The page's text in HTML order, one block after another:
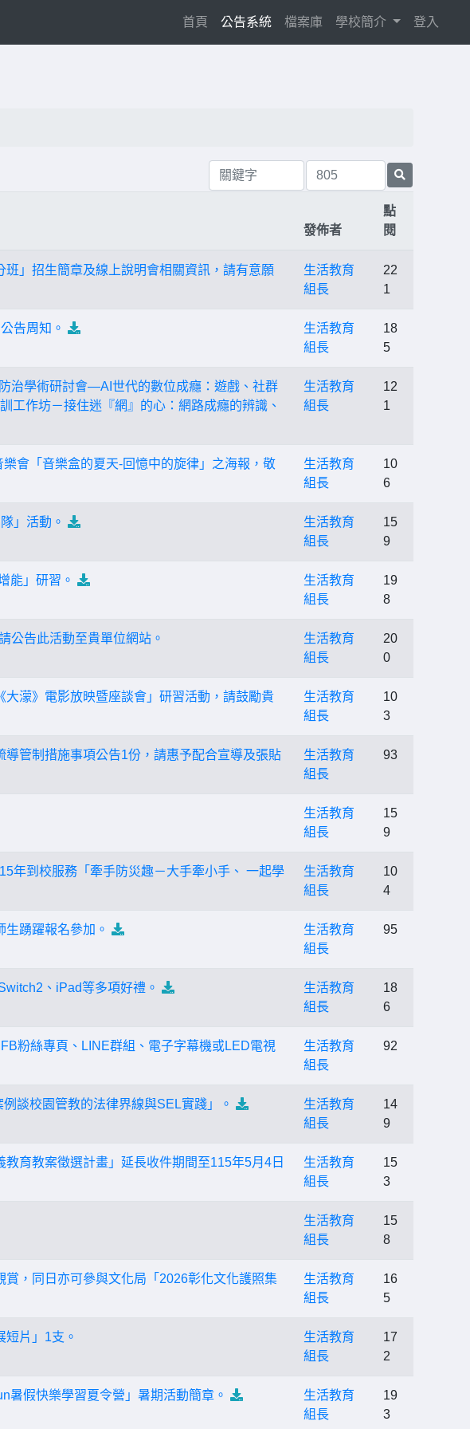
首頁 (current)
公告系統 檔案庫 學校簡介 登入
發佈者
點
閱
」招生簡章及線上說明會相關資訊，請有意願
生活教育
組長
22
1
告周知。
生活教育
組長
18
5
治學術研討會—AI世代的數位成癮：遊戲、社群
工作坊－接住迷『網』的心：網路成癮的辨識、
生活教育
組長
12
1
會「音樂盒的夏天-回憶中的旋律」之海報，敬
生活教育
組長
10
6
」活動。
生活教育
組長
15
9
能」研習。
生活教育
組長
19
8
公告此活動至貴單位網站。
生活教育
組長
20
0
濛》電影放映暨座談會」研習活動，請鼓勵貴
生活教育
組長
10
3
管制措施事項公告1份，請惠予配合宣導及張貼
生活教育
組長
93
生活教育
組長
15
9
年到校服務「牽手防災趣－大手牽小手、 一起學
生活教育
組長
10
4
踴躍報名參加。
生活教育
組長
95
、iPad等多項好禮。
生活教育
組長
18
6
粉絲專頁、LINE群組、電子字幕機或LED電視
生活教育
組長
92
談校園管教的法律界線與SEL實踐」。
生活教育
組長
14
9
育教案徵選計畫」延長收件期間至115年5月4日
生活教育
組長
15
3
生活教育
組長
15
8
，同日亦可參與文化局「2026彰化文化護照集
生活教育
組長
16
5
片」1支。
生活教育
組長
17
2
暑假快樂學習夏令營」暑期活動簡章。
生活教育
組長
19
3